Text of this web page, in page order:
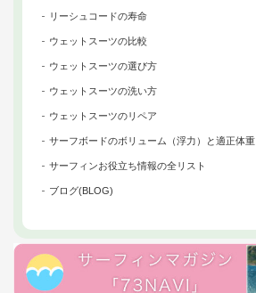
リーシュコードの寿命
ウェットスーツの比較
ウェットスーツの選び方
ウェットスーツの洗い方
ウェットスーツのリペア
サーフボードのボリューム（浮力）と適正体重
サーフィンお役立ち情報の全リスト
ブログ(BLOG)